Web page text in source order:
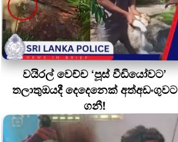
වයිරල් වෙච්ච ‘පූස් වීඩියෝවට’
තලාතුඔයදී දෙදෙනෙක් අත්අඩංගුවට
ගනී!